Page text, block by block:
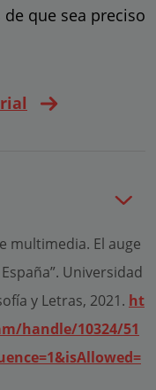
que sea preciso
multimedia. El auge
Universidad
y Letras, 2021. ht
handle/10324/51